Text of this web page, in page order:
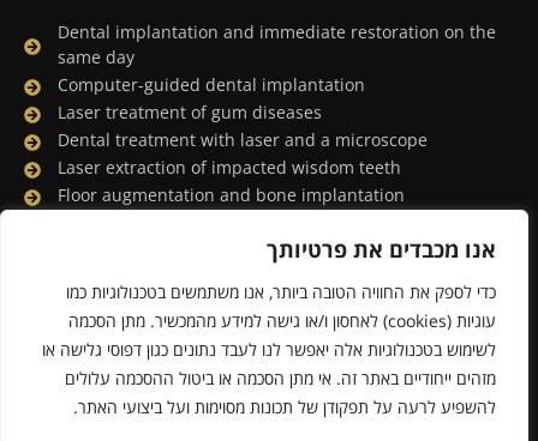
אנו מכבדים את פרטיותך
כדי לספק את החוויה הטובה ביותר, אנו משתמשים בטכנולוגיות כמו
עוגיות (cookies) לאחסון ו/או גישה למידע מהמכשיר. מתן הסכמה
לשימוש בטכנולוגיות אלה יאפשר לנו לעבד נתונים כגון דפוסי גלישה או
מזהים ייחודיים באתר זה. אי מתן הסכמה או ביטול ההסכמה עלולים
להשפיע לרעה על תפקודן של תכונות מסוימות ועל ביצועי האתר.
Dental implantation and immediate restoration on the
same day
Computer-guided dental implantation
Laser treatment of gum diseases
Dental treatment with laser and a microscope
Laser extraction of impacted wisdom teeth
Floor augmentation and bone implantation
Whitening the teeth with a laser
Powered & Designed by Medical Online